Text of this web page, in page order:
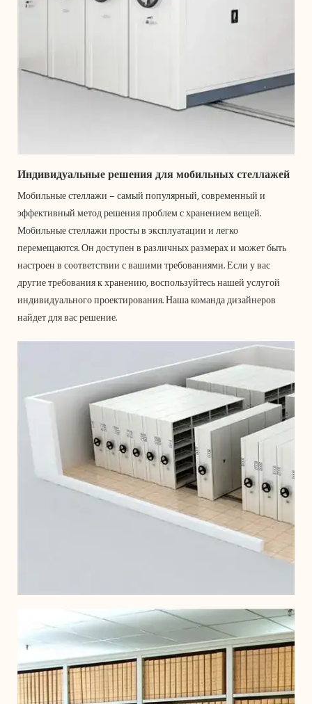
Индивидуальные решения для мобильных стеллажей
Мобильные стеллажи – самый популярный, современный и
эффективный метод решения проблем с хранением вещей.
Мобильные стеллажи просты в эксплуатации и легко
перемещаются. Он доступен в различных размерах и может быть
настроен в соответствии с вашими требованиями. Если у вас
другие требования к хранению, воспользуйтесь нашей услугой
индивидуального проектирования. Наша команда дизайнеров
найдет для вас решение.